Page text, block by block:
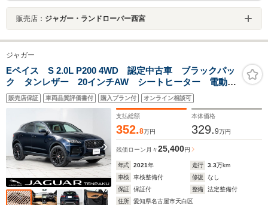
販売店： ジャガー・ランドローバー西宮
ジャガー
Eペイス S 2.0L P200 4WD 認定中古車 ブラックパッ
ク タンレザー 20インチAW シートヒーター 電動テ
ールゲート アップルカープレイ アンドロイドオート
販売店保証 車両品質評価書付 購入プラン付 オンライン相談可
支払総額
352.8万円
本体価格
329.9万円
残価ローン 月々25,400円
年式 2021年 走行 3.3万km
車検
車検整備付 修復
なし
保証
保証付 整備
法定整備付
住所
愛知県名古屋市天白区